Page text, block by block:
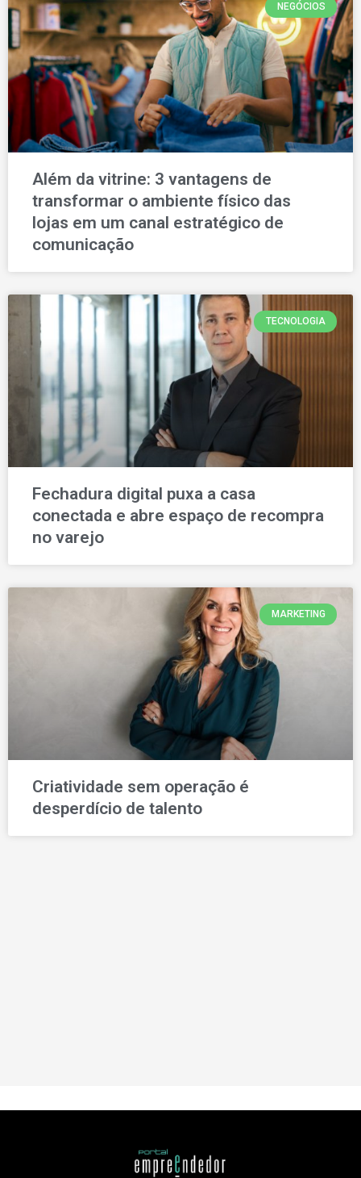
NEGÓCIOS
Além da vitrine: 3 vantagens de
transformar o ambiente físico das
lojas em um canal estratégico de
comunicação
TECNOLOGIA
Fechadura digital puxa a casa
conectada e abre espaço de recompra
no varejo
MARKETING
Criatividade sem operação é
desperdício de talento